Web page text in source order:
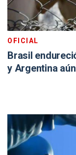
OFICIAL
Brasil
y Argentina